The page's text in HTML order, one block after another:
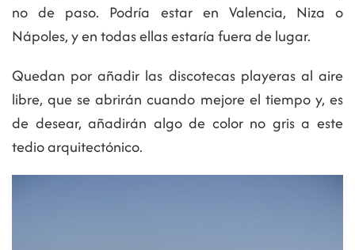
no de paso. Podría estar en Valencia, Niza o
Nápoles, y en todas ellas estaría fuera de lugar.
Quedan por añadir las discotecas playeras al aire
libre, que se abrirán cuando mejore el tiempo y, es
de desear, añadirán algo de color no gris a este
tedio arquitectónico.